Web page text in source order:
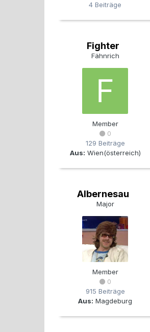
4 Beiträge
Fighter
Fähnrich
Member
0
129 Beiträge
Aus: Wien(österreich)
Albernesau
Major
Member
0
915 Beiträge
Aus: Magdeburg